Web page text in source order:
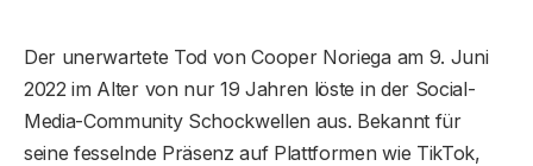
Der unerwartete Tod von Cooper Noriega am 9. Juni
2022 im Alter von nur 19 Jahren löste in der Social-
Media-Community Schockwellen aus. Bekannt für
seine fesselnde Präsenz auf Plattformen wie TikTok,